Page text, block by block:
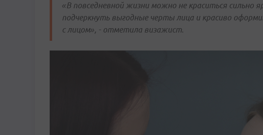
«В повседневной жизни можно не краситься сильно
подчеркнуть выгодные черты лица и красиво
с лицом», - отметила визажист.